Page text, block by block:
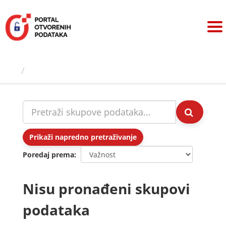
sadržaj
Prikaži napredno pretraživanje
Poredaj prema
Nisu pronađeni skupovi
podataka